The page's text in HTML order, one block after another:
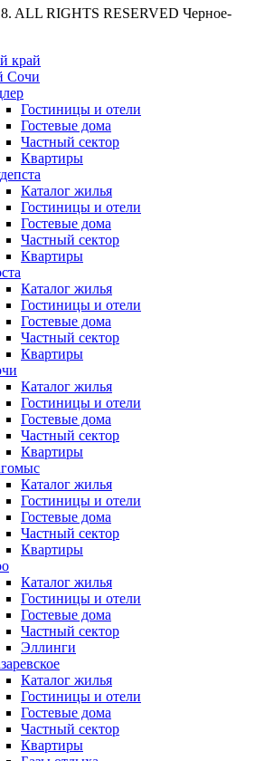
ALL RIGHTS RESERVED Черное-
край
Сочи
Гостиницы и отели
Гостевые дома
Частный сектор
Квартиры
Каталог жилья
Гостиницы и отели
Гостевые дома
Частный сектор
Квартиры
Каталог жилья
Гостиницы и отели
Гостевые дома
Частный сектор
Квартиры
Каталог жилья
Гостиницы и отели
Гостевые дома
Частный сектор
Квартиры
Каталог жилья
Гостиницы и отели
Гостевые дома
Частный сектор
Квартиры
Каталог жилья
Гостиницы и отели
Гостевые дома
Частный сектор
Эллинги
Каталог жилья
Гостиницы и отели
Гостевые дома
Частный сектор
Квартиры